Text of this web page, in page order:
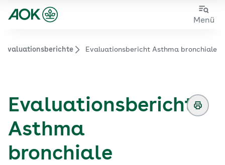
Zum
Zur
Menü
Zur Startseite von der Website aok.de/gp
Evaluationsberichte Evaluationsbericht Asthma bronchiale
Evaluationsbericht
Asthma
bronchiale